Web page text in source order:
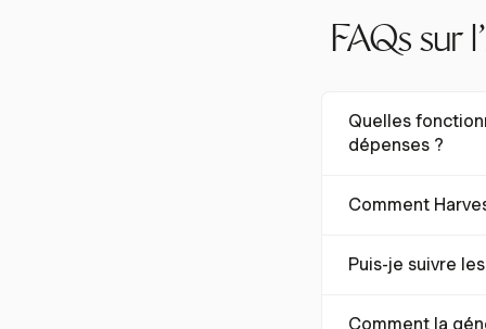
FAQs sur
Quelles
dépenses ?
telles que l'accès
efficace des
Comment
suivi en
Puis-je suivre
Comment la